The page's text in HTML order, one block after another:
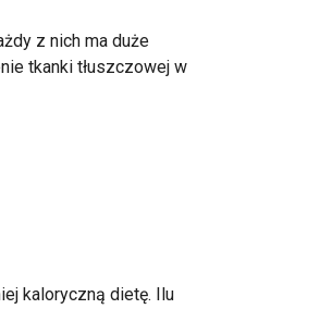
z nich ma duże
tkanki tłuszczowej w
kaloryczną dietę. Ilu